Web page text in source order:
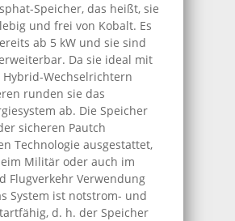
Speicher, das heißt, sie
und frei von Kobalt. Es
ab 5 kW und sie sind
Da sie ideal mit
Hybrid-Wechselrichtern
runden sie das
ab. Die Speicher
sicheren Pautch
Technologie ausgestattet,
Militär oder auch im
Flugverkehr Verwendung
System ist notstrom- und
d. h. der Speicher